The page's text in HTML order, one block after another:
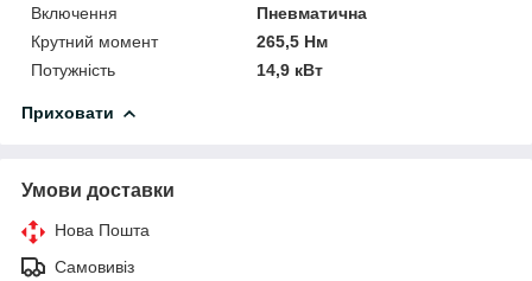
Включення
Пневматична
Крутний момент
265,5 Нм
Потужність
14,9 кВт
Приховати
Умови доставки
Нова Пошта
Самовивіз